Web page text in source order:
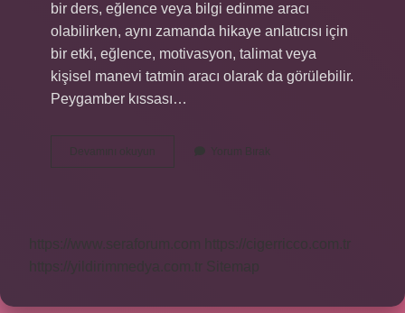
bir ders, eğlence veya bilgi edinme aracı
olabilirken, aynı zamanda hikaye anlatıcısı için
bir etki, eğlence, motivasyon, talimat veya
kişisel manevi tatmin aracı olarak da görülebilir.
Peygamber kıssası…
Devamını okuyun
Ne
Yorum Bırak
https://www.seraforum.com
https://cigerricco.com.tr
https://yildirimmedya.com.tr Sitemap